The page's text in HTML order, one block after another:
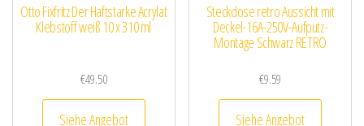
Otto Fixfritz Der Haftstarke Acrylat
Klebstoff weiß 10 x 310 ml
€49.50
Siehe Angebot
Steckdose retro Aussicht mit
Deckel-16A-250V-Aufputz-
Montage Schwarz RETRO
€9.59
Siehe Angebot